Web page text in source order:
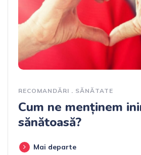
RECOMANDĂRI SĂNĂTATE
Cum ne menținem
sănătoasă?
Mai departe